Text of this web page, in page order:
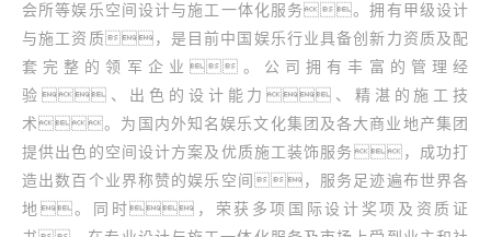
会所等娱乐空间设计与施工一体化服务。拥有甲级设计
与施工资质，是目前中国娱乐行业具备创新力资质及配
套完整的领军企业。公司拥有丰富的管理经
验、出色的设计能力、精湛的施工技
术。为国内外知名娱乐文化集团及各大商业地产集团
提供出色的空间设计方案及优质施工装饰服务，成功打
造出数百个业界称赞的娱乐空间，服务足迹遍布世界各
地。同时，荣获多项国际设计奖项及资质证